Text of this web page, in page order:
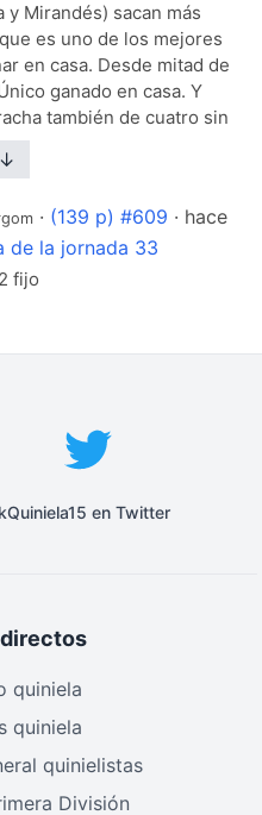
y Mirandés) sacan más
es uno de los mejores
en casa. Desde mitad de
ganado en casa. Y
también de cuatro sin
ganar. Un punto de
ocho últimos partidos
derrota. Me cuesta ver al
X? Y quizá el 1 por
empate
· (139 p) #609 · hace
de la jornada 33
fijo
Quiniela15 en Twitter
quiniela
quiniela
quinielistas
División